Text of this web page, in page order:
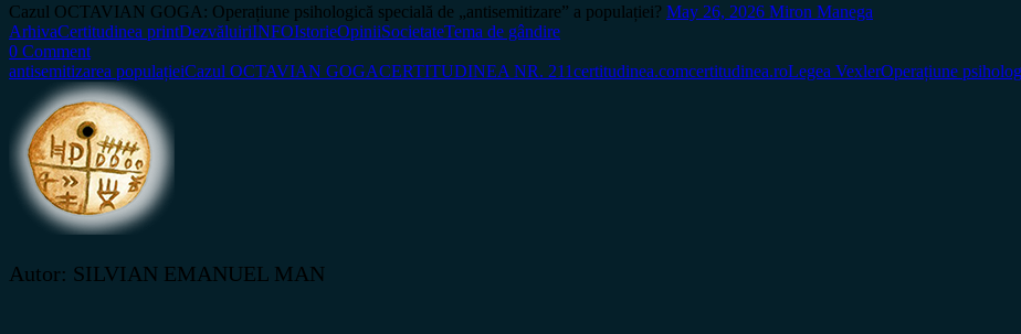
Cazul OCTAVIAN GOGA: Operațiune psihologică specială de „antisemitizare” a populației? May 26, 2026 Miron Manega
ArhivaCertitudinea printDezvăluiriINFOIstorieOpiniiSocietateTema de gândire
0 Comment
antisemitizarea populațieiCazul OCTAVIAN GOGACERTITUDINEA NR. 211certitudinea.comcertitudinea.roLegea VexlerOperațiune
Autor: SILVIAN EMANUEL MAN